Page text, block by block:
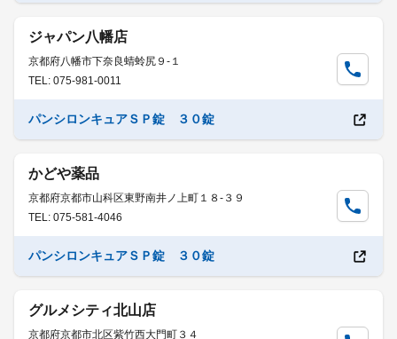
ジャパン八幡店
京都府八幡市下奈良蜻蛉尻９-１
TEL: 075-981-0011
パンシロンキュアＳＰ錠 ３０錠
かどや薬品
京都府京都市山科区東野南井ノ上町１８-３９
TEL: 075-581-4046
パンシロンキュアＳＰ錠 ３０錠
グルメシティ北山店
京都府京都市北区紫竹西大門町３４